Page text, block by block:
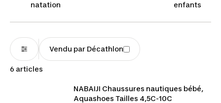
natation
enfants
Vendu par Décathlon
6 articles
NABAIJI Chaussures nautiques bébé,
Aquashoes Tailles 4,5C-10C